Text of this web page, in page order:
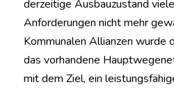
derzeitige Ausbauzustand
Anforderungen nicht mehr
Kommunalen Allianzen wurde
das vorhandene
mit dem Ziel, ein